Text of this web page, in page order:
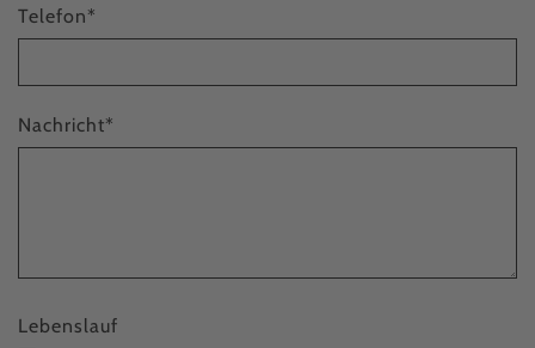
Telefon*
Nachricht*
Lebenslauf